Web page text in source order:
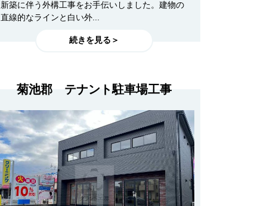
新築に伴う外構工事をお手伝いしました。建物の
直線的なラインと白い外...
続きを見る＞
菊池郡 テナント駐車場工事